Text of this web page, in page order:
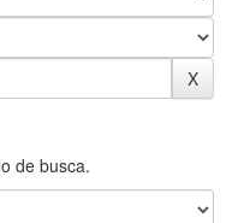
de busca.